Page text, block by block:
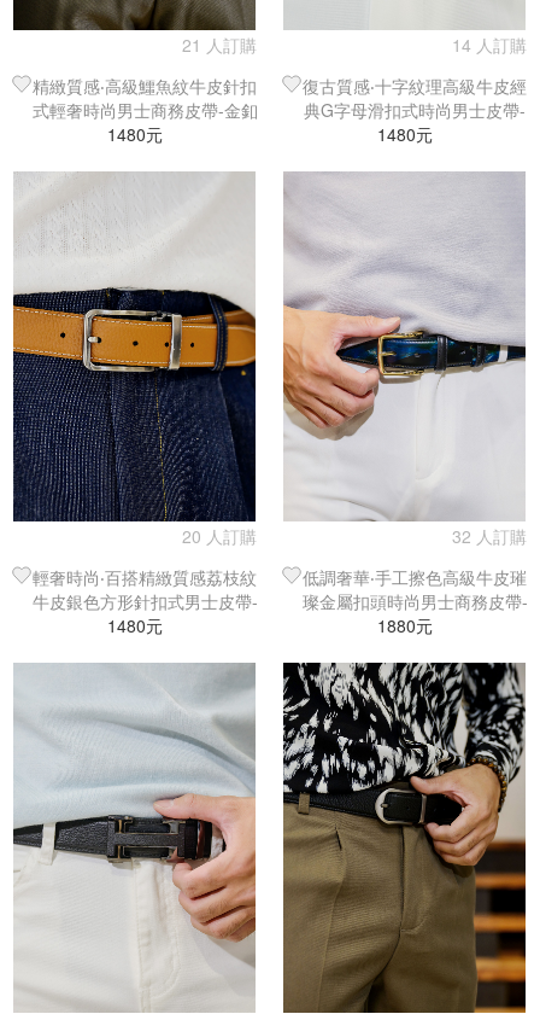
21 人訂購
精緻質感‧高級鱷魚紋牛皮針扣
式輕奢時尚男士商務皮帶-金釦
咖啡皮
1480元
14 人訂購
復古質感‧十字紋理高級牛皮經
典G字母滑扣式時尚男士皮帶-
黑釦酒咖皮
1480元
20 人訂購
輕奢時尚‧百搭精緻質感荔枝紋
牛皮銀色方形針扣式男士皮帶-
銀釦金棕皮
1480元
32 人訂購
低調奢華‧手工擦色高級牛皮璀
璨金屬扣頭時尚男士商務皮帶-
擦色黑
1880元